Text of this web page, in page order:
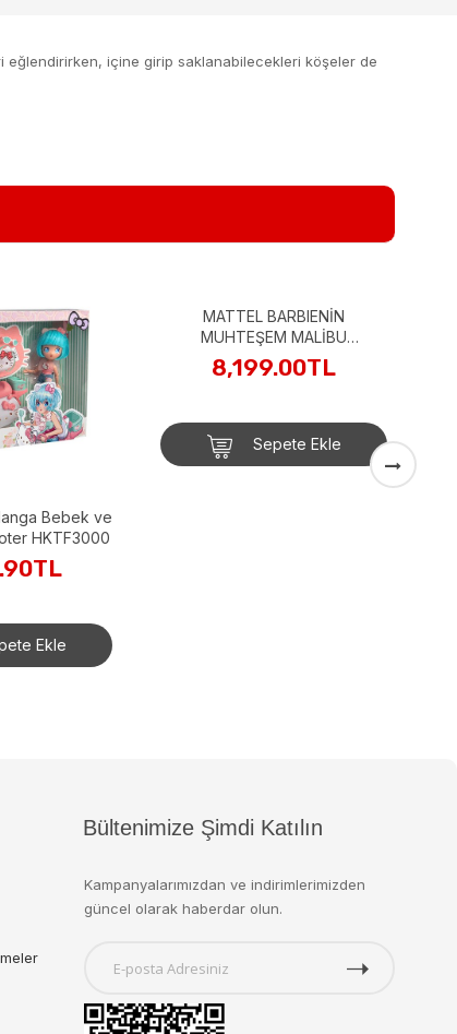
eğlendirirken, içine girip saklanabilecekleri köşeler de
Bebek ve
HKTF3000
Ekle
Bültenimize Şimdi Katılın
Kampanyalarımızdan ve indirimlerimizden
güncel olarak haberdar olun.